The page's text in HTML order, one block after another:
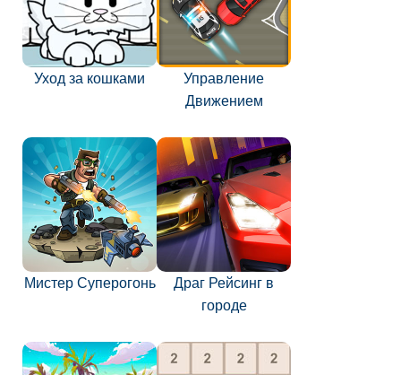
Уход за кошками
Управление
Движением
Мистер Суперогонь
Драг Рейсинг в
городе